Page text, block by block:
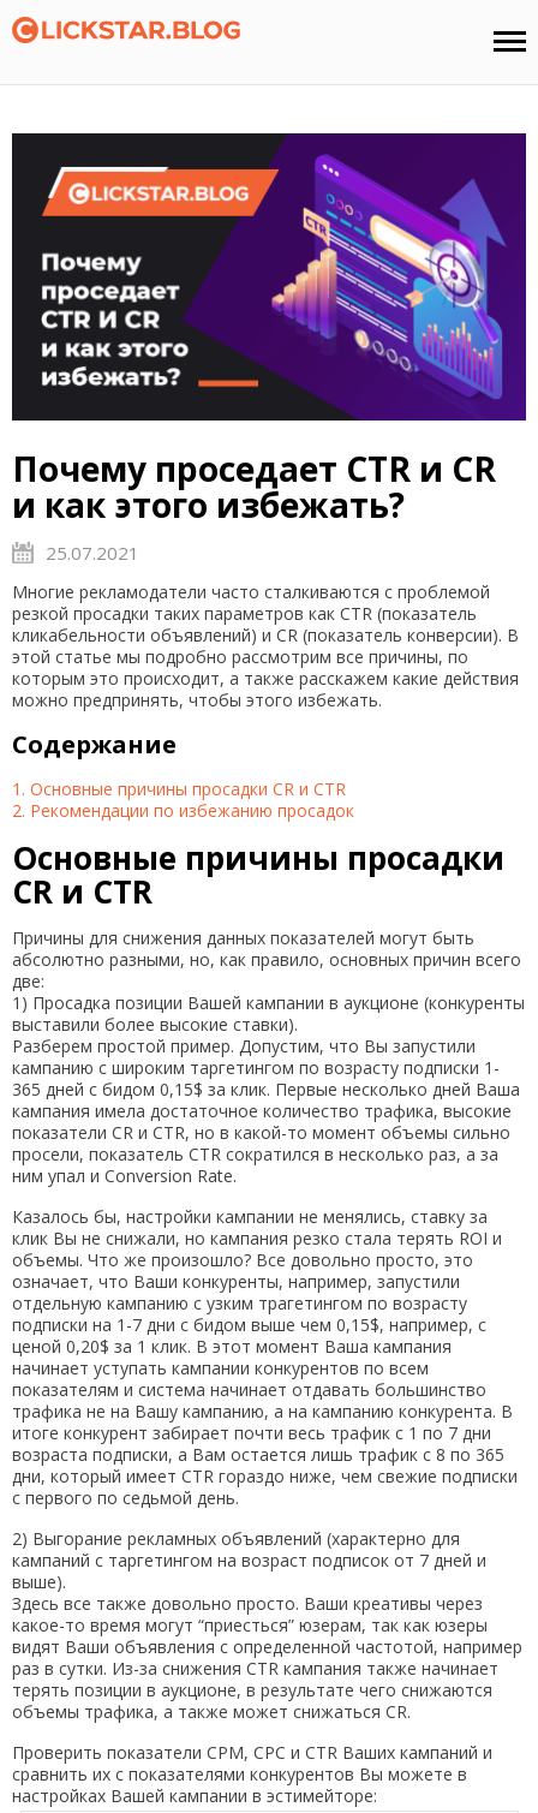
Почему проседает CTR и CR
и как этого избежать?
25.07.2021
Многие рекламодатели часто сталкиваются с проблемой
резкой просадки таких параметров как CTR (показатель
кликабельности объявлений) и CR (показатель конверсии). В
этой статье мы подробно рассмотрим все причины, по
которым это происходит, а также расскажем какие действия
можно предпринять, чтобы этого избежать.
Содержание
1. Основные причины просадки CR и CTR
2. Рекомендации по избежанию просадок
Основные причины просадки
CR и CTR
Причины для снижения данных показателей могут быть
абсолютно разными, но, как правило, основных причин всего
две:
1) Просадка позиции Вашей кампании в аукционе (конкуренты
выставили более высокие ставки).
Разберем простой пример. Допустим, что Вы запустили
кампанию с широким таргетингом по возрасту подписки 1-
365 дней с бидом 0,15$ за клик. Первые несколько дней Ваша
кампания имела достаточное количество трафика, высокие
показатели CR и CTR, но в какой-то момент объемы сильно
просели, показатель CTR сократился в несколько раз, а за
ним упал и Conversion Rate.
Казалось бы, настройки кампании не менялись, ставку за
клик Вы не снижали, но кампания резко стала терять ROI и
объемы. Что же произошло? Все довольно просто, это
означает, что Ваши конкуренты, например, запустили
отдельную кампанию с узким трагетингом по возрасту
подписки на 1-7 дни с бидом выше чем 0,15$, например, с
ценой 0,20$ за 1 клик. В этот момент Ваша кампания
начинает уступать кампании конкурентов по всем
показателям и система начинает отдавать большинство
трафика не на Вашу кампанию, а на кампанию конкурента. В
итоге конкурент забирает почти весь трафик с 1 по 7 дни
возраста подписки, а Вам остается лишь трафик с 8 по 365
дни, который имеет CTR гораздо ниже, чем свежие подписки
с первого по седьмой день.
2) Выгорание рекламных объявлений (характерно для
кампаний с таргетингом на возраст подписок от 7 дней и
выше).
Здесь все также довольно просто. Ваши креативы через
какое-то время могут “приесться” юзерам, так как юзеры
видят Ваши объявления с определенной частотой, например
раз в сутки. Из-за снижения CTR кампания также начинает
терять позиции в аукционе, в результате чего снижаются
объемы трафика, а также может снижаться CR.
Проверить показатели CPM, CPC и CTR Ваших кампаний и
сравнить их с показателями конкурентов Вы можете в
настройках Вашей кампании в эстимейторе: